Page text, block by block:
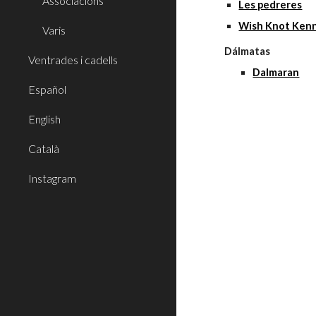
Varis
Ventrades i cadells
Español
English
Català
Instagram
Les pedreres
Wish Knot
Dálmatas
Dalmaran